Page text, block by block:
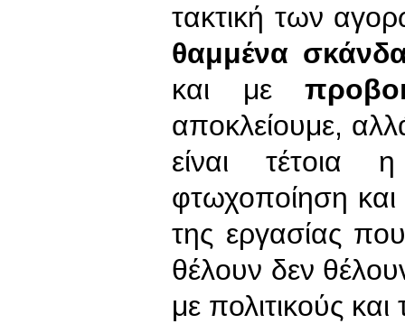
τακτική των
θαμμένα
και με
αποκλείουμε,
είναι τέτοια
φτωχοποίηση
της εργασίας
θέλουν δεν
με πολιτικούς